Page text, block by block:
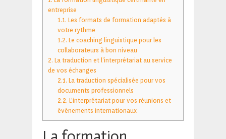
entreprise
1.1. Les formats de formation adaptés à
votre rythme
1.2. Le coaching linguistique pour les
collaborateurs à bon niveau
2. La traduction et l’interprétariat au service
de vos échanges
2.1. La traduction spécialisée pour vos
documents professionnels
2.2. L’interprétariat pour vos réunions et
événements internationaux